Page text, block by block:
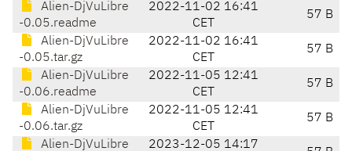
Alien-DjVuLibre
-0.05.readme
2022-11-02 16:41
CET
57 B
Alien-DjVuLibre
-0.05.tar.gz
2022-11-02 16:41
CET
57 B
Alien-DjVuLibre
-0.06.readme
2022-11-05 12:41
CET
57 B
Alien-DjVuLibre
-0.06.tar.gz
2022-11-05 12:41
CET
57 B
Alien-DjVuLibre
2023-12-05 14:17